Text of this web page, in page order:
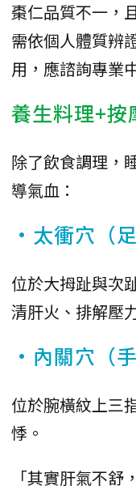
棗仁品質不一，
需依個人體質辨
用，應諮詢專業
養生料理+按
除了飲食調理，
導氣血：
•太衝穴（
位於大拇趾與次
清肝火、排解壓
•內關穴（
位於腕橫紋上三
悸。
「其實肝氣不